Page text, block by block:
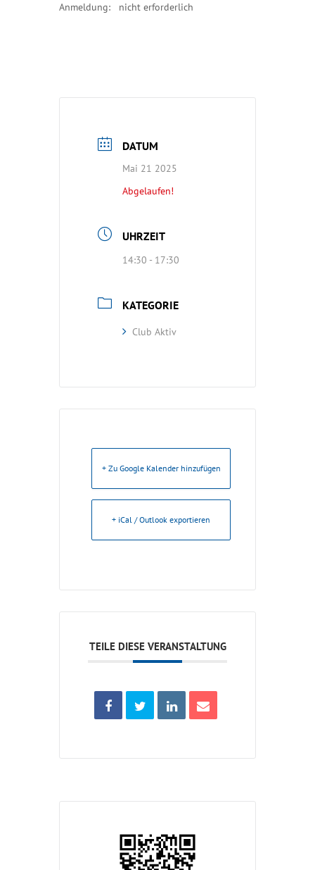
Anmeldung: nicht erforderlich
DATUM
Mai 21 2025
Abgelaufen!
UHRZEIT
14:30 - 17:30
KATEGORIE
Club Aktiv
+ Zu Google Kalender hinzufügen
+ iCal / Outlook exportieren
TEILE DIESE VERANSTALTUNG